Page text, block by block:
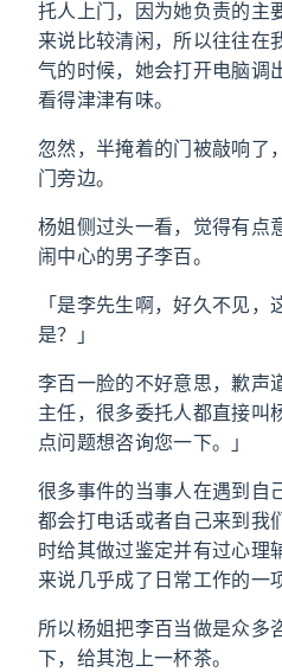
托人上门，因为她负责的主
来说比较清闲，所以往往在
气的时候，她会打开电脑调
看得津津有味。
忽然，半掩着的门被敲响了
门旁边。
杨姐侧过头一看，觉得有点
闹中心的男子李百。
「是李先生啊，好久不见
是？」
李百一脸的不好意思，歉声
主任，很多委托人都直接叫
点问题想咨询您一下。」
很多事件的当事人在遇到自
都会打电话或者自己来到我
时给其做过鉴定并有过心理
来说几乎成了日常工作的一
所以杨姐把李百当做是众多
下，给其泡上一杯茶。